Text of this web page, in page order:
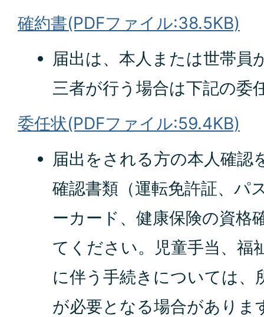
確約書(PDFファイル:38.5KB)
届出は、本人または世帯員
三者が行う場合は下記の委
委任状(PDFファイル:59.4KB)
届出をされる方の本人確認
確認書類（運転免許証、パ
ーカード、健康保険の資格
てください。児童手当、福
に伴う手続きについては、
が必要となる場合がありま